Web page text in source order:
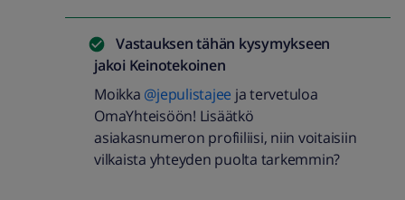
Vastauksen tähän kysymykseen
jakoi Keinotekoinen
Moikka @jepulistajee ja tervetuloa
OmaYhteisöön! Lisäätkö
asiakasnumeron profiiliisi, niin voitaisiin
vilkaista yhteyden puolta tarkemmin?